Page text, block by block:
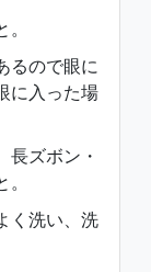
るので眼に
に入った場
長ズボン・
く洗い、洗